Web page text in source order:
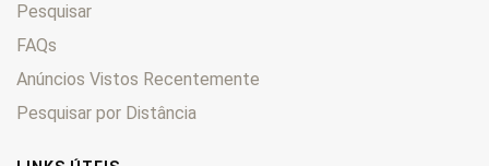
Pesquisar
FAQs
Anúncios Vistos Recentemente
Pesquisar por Distância